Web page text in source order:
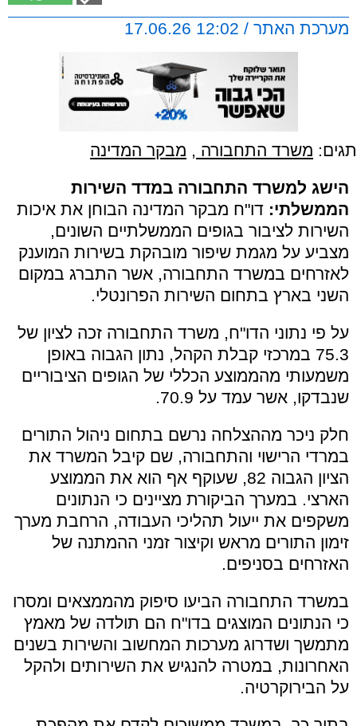
מערכת האתר / 12:02 17.06.26
תגים: משרד התחבורה , מבקר המדינה
הישג למשרד התחבורה במדד השירות
הממשלתי: דו"ח מבקר המדינה הבוחן את איכות
השירות לציבור בגופים הממשלתיים השונים,
מצביע על מגמת שיפור מובהקת בשירות המוענק
לאזרחים במשרד התחבורה, אשר התברג במקום
השני בארץ בתחום השירות הפרונטלי.
על פי נתוני הדו"ח, משרד התחבורה זכה לציון של
75.3 במרכזי קבלת הקהל, נתון הגבוה באופן
משמעותי מהממוצע הכללי של הגופים הציבוריים
שנבדקו, אשר עמד על 70.9.
חלק ניכר מההצלחה נרשם בתחום ניהול התורים
במרדי הרישוי והתחבורה, שם קיבל המשרד את
הציון הגבוה 82, שעוקף אף הוא את הממוצע
הארצי. במערך הביקורת מציינים כי הנתונים
משקפים את ייעול תהליכי העבודה, הרחבת מערך
זימון התורים מראש וקיצור זמני ההמתנה של
האזרחים בסניפים.
במשרד התחבורה הביעו סיפוק מהממצאים ומסרו
כי הנתונים המוצגים בדו"ח הם תולדה של מאמץ
מתמשך ושדרוג מערכות המחשוב והשירות בשנים
האחרונות, במטרה להנגיש את השירותים ולהקל
על הבירוקרטיה.